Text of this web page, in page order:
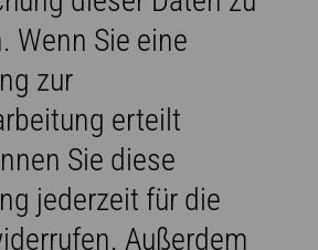
Wenn Sie eine
zur
erteilt
Sie diese
jederzeit für die
Außerdem